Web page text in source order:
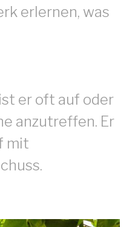
erlernen, was
er oft auf oder
anzutreffen. Er
mit